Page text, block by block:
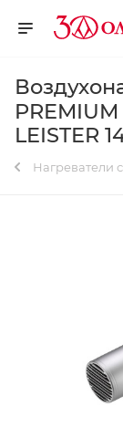
LEISTER
Нагреватели